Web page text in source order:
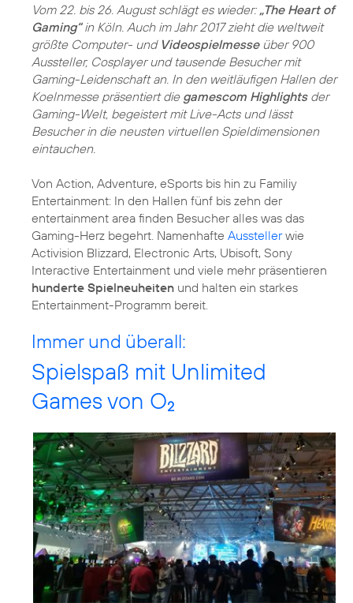
Vom 22. bis 26. August schlägt es wieder: „The Heart of
Gaming“in Köln. Auch im Jahr 2017 zieht die weltweit
größte Computer- und Videospielmesseüber 900
Aussteller, Cosplayer und tausende Besucher mit
Gaming-Leidenschaft an. In den weitläufigen Hallen der
Koelnmesse präsentiert die gamescom Highlightsder
Gaming-Welt, begeistert mit Live-Acts und lässt
Besucher in die neusten virtuellen Spieldimensionen
eintauchen.
Von Action, Adventure, eSports bis hin zu Familiy
Entertainment: In den Hallen fünf bis zehn der
entertainment area finden Besucher alles was das
Gaming-Herz begehrt. Namenhafte Ausstellerwie
Activision Blizzard, Electronic Arts, Ubisoft, Sony
Interactive Entertainment und viele mehr präsentieren
hunderte Spielneuheiten und halten ein starkes
Entertainment-Programm bereit.
Immer und überall:
Spielspaß mit Unlimited
Games von O2